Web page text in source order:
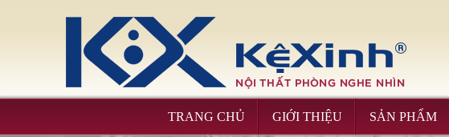
TRANG CHỦ GIỚI THIỆU SẢN PHẨM
Kệ máy G - 318